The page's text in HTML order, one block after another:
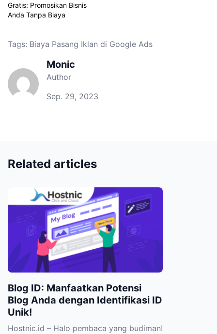
Gratis: Promosikan Bisnis
Anda Tanpa Biaya
Tags: Biaya Pasang Iklan di Google Ads
Monic
Author
Sep. 29, 2023
Related articles
Blog ID: Manfaatkan Potensi
Blog Anda dengan Identifikasi ID
Unik!
Hostnic.id – Halo pembaca yang budiman!